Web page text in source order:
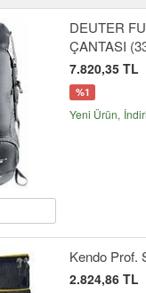
DEUTER
ÇANTASI
7.820,35 TL
%1
Yeni Ürün
Kendo Prof.
2.824,86 TL